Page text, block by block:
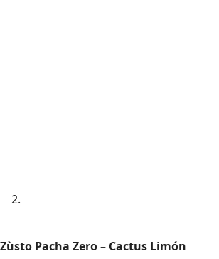
Zùsto Pacha Zero – Cactus Limón